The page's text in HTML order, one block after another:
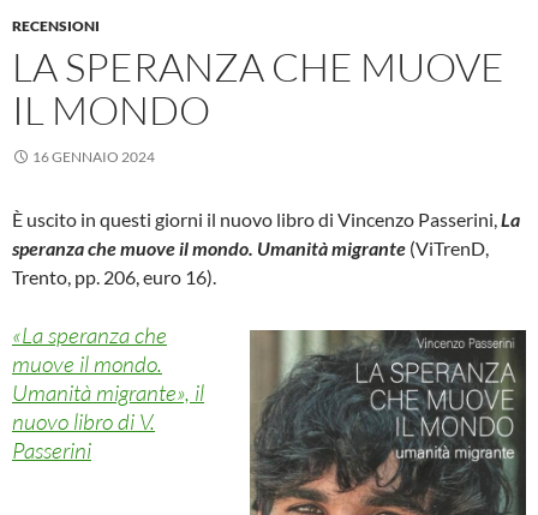
RECENSIONI
LA SPERANZA CHE MUOVE
IL MONDO
16 GENNAIO 2024
È uscito in questi giorni il nuovo libro di Vincenzo Passerini,La
speranza che muove il mondo. Umanità migrante (ViTrenD,
Trento, pp. 206, euro 16).
«La speranza che
muove il mondo.
Umanità migrante», il
nuovo libro di V.
Passerini